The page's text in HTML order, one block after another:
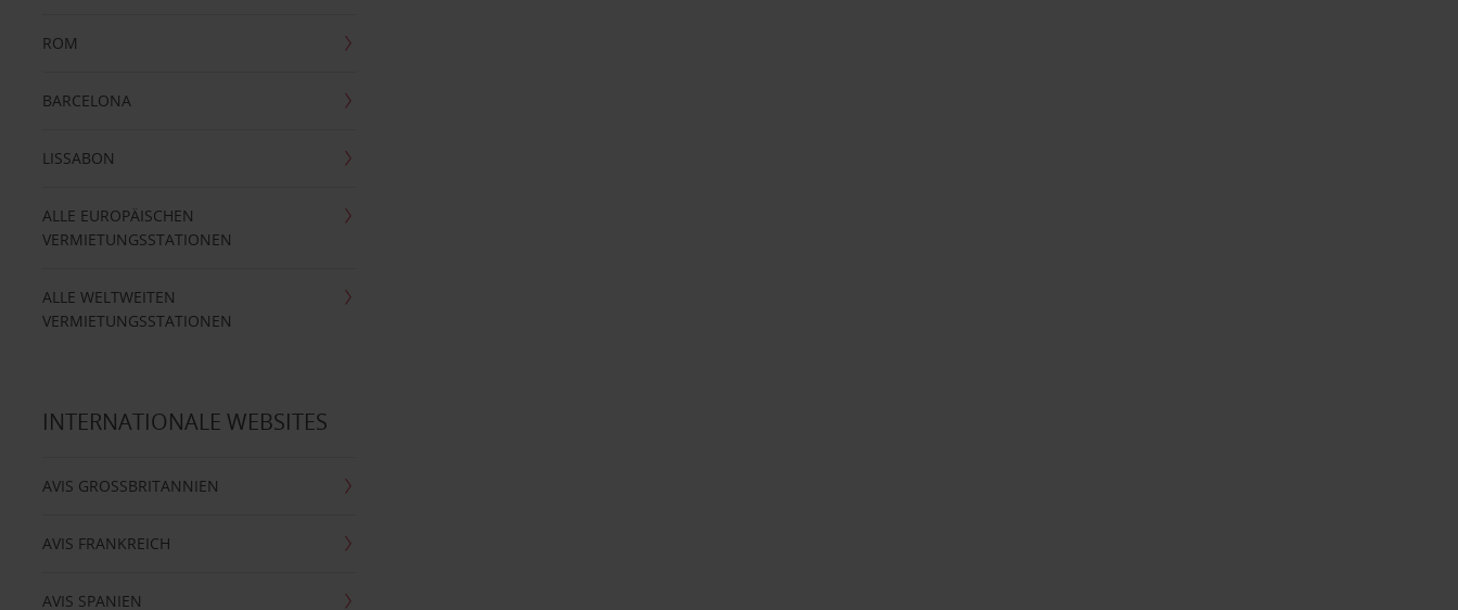
ROM
BARCELONA
LISSABON
ALLE EUROPÄISCHEN
VERMIETUNGSSTATIONEN
ALLE WELTWEITEN
VERMIETUNGSSTATIONEN
INTERNATIONALE WEBSITES
AVIS GROSSBRITANNIEN
AVIS FRANKREICH
AVIS SPANIEN